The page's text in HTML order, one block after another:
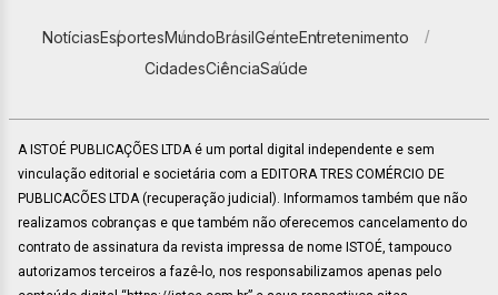
NotíciasEsportesMundoBrasilGenteEntretenimento
CidadesCiênciaSaúde
A ISTOÉ PUBLICAÇÕES LTDA é um portal digital independente e sem
vinculação editorial e societária com a EDITORA TRES COMÉRCIO DE
PUBLICACÕES LTDA (recuperação judicial). Informamos também que não
realizamos cobranças e que também não oferecemos cancelamento do
contrato de assinatura da revista impressa de nome ISTOÉ, tampouco
autorizamos terceiros a fazê-lo, nos responsabilizamos apenas pelo